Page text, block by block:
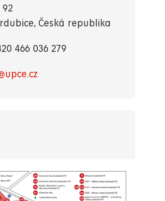
92
Česká republika
466 036 279